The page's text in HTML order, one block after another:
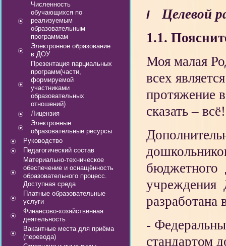
I
Целевой
1.1.
Моя малая
всех
протяжение
сказать – всё!
бюджетного
учреждения
разработана
-
стандартом
Численность
обучающихся по
реализуемым
образовательным
программам
Электронное образование
в ДОУ
Презентация парциальных
программ(части,
формируемой
участниками
образовательных
отношений)
Лицензия
Электронные
образовательные ресурсы
Руководство
Педагогический состав
Материально-техническое
обеспечение и оснащённость
образовательного процесс.
Доступная среда
Платные образовательные
услуги
Финансово-хозяйственная
деятельность
Вакантные места для приёма
(перевода)